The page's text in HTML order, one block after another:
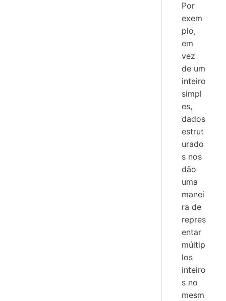
Por
exem
plo,
em
vez
de um
inteiro
simpl
es,
dados
estrut
urado
s nos
dão
uma
manei
ra de
repres
entar
múltip
los
inteiro
s no
mesm